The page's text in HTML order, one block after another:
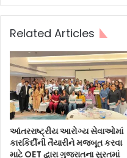
Related Articles
આંતરરાષ્ટ્રીય આરોગ્ય સેવાઓમાં
કારકિર્દીની તૈયારીને મજબૂત કરવા
માટે OET દ્વારા ગુજરાતના સુરતમાં